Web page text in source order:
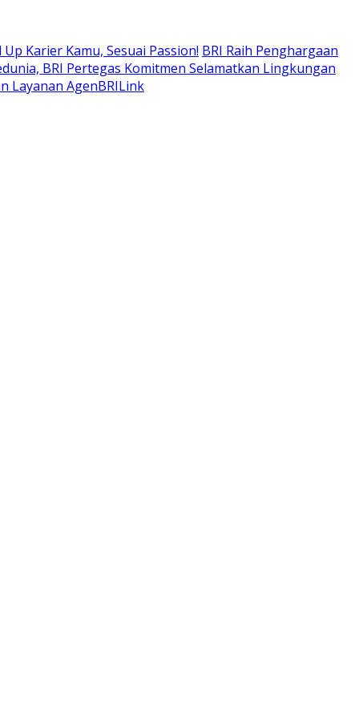
Karier Kamu, Sesuai Passion! BRI Raih Penghargaan
BRI Pertegas Komitmen Selamatkan Lingkungan
Layanan AgenBRILink